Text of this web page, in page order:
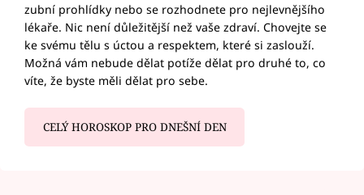
zubní prohlídky nebo se rozhodnete pro nejlevnějšího
lékaře. Nic není důležitější než vaše zdraví. Chovejte se
ke svému tělu s úctou a respektem, které si zaslouží.
Možná vám nebude dělat potíže dělat pro druhé to, co
víte, že byste měli dělat pro sebe.
CELÝ HOROSKOP PRO DNEŠNÍ DEN